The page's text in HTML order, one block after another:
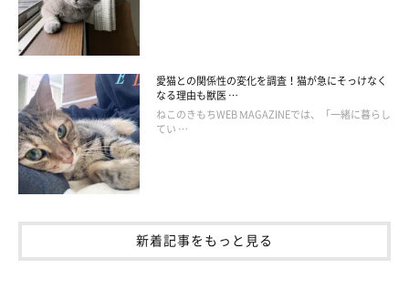
編み物がキケン！
愛猫との関係性の変化を調査！猫が急にそっけなく
なる理由も獣医 …
ねこのきもちWEB MAGAZINEでは、「一緒に暮らし
てい …
新着記事をもっと見る